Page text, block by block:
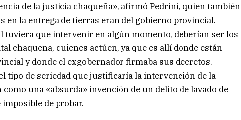
de la justicia chaqueña», afirmó Pedrini, quien también
en la entrega de tierras eran del gobierno provincial.
tuviera que intervenir en algún momento, deberían ser los
chaqueña, quienes actúen, ya que es allí donde están
y donde el exgobernador firmaba sus decretos.
tipo de seriedad que justificaría la intervención de la
una «absurda» invención de un delito de lavado de
de probar.